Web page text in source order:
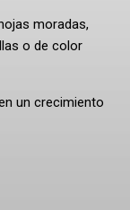
moradas,
o de color
un crecimiento